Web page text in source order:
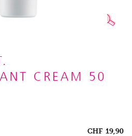
CREAM 50
CHF 19,90